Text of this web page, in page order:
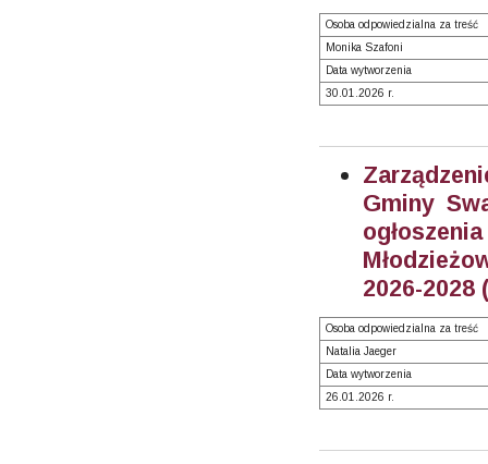
Osoba odpowiedzialna za treść
Monika Szafoni
Data wytworzenia
30.01.2026 r.
Gminy
2026-2028
Osoba odpowiedzialna za treść
Natalia Jaeger
Data wytworzenia
26.01.2026 r.